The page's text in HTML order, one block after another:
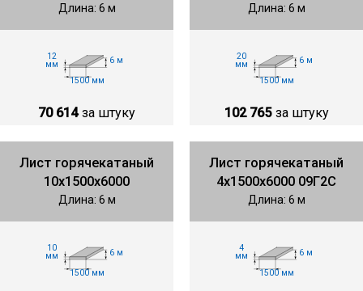
Длина: 6 м
12
мм
6 м
1500 мм
70 614 за штуку
Длина: 6 м
20
мм
6 м
1500 мм
102 765 за штуку
Лист горячекатаный
10х1500х6000
Длина: 6 м
10
мм
6 м
1500 мм
Лист горячекатаный
4х1500х6000 09Г2С
Длина: 6 м
4
мм
6 м
1500 мм